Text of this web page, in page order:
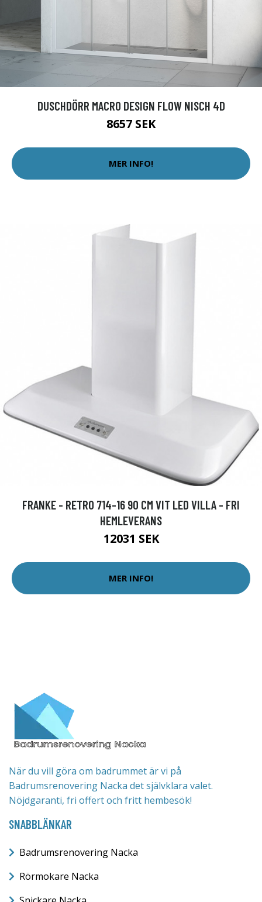
DUSCHDÖRR MACRO DESIGN FLOW NISCH 4D
8657 SEK
MER INFO!
FRANKE - RETRO 714-16 90 CM VIT LED VILLA - FRI
HEMLEVERANS
12031 SEK
MER INFO!
När du vill göra om badrummet är vi på
Badrumsrenovering Nacka det självklara valet.
Nöjdgaranti, fri offert och fritt hembesök!
SNABBLÄNKAR
Badrumsrenovering Nacka
Rörmokare Nacka